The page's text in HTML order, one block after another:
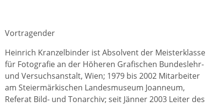
Vortragender
Heinrich Kranzelbinder ist Absolvent der Meisterklasse
für Fotografie an der Höheren Grafischen Bundeslehr-
und Versuchsanstalt, Wien; 1979 bis 2002 Mitarbeiter
am Steiermärkischen Landesmuseum Joanneum,
Referat Bild- und Tonarchiv; seit Jänner 2003 Leiter des